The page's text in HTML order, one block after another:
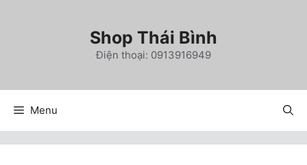
Shop Thái Bình
Điện thoại: 0913916949
Menu